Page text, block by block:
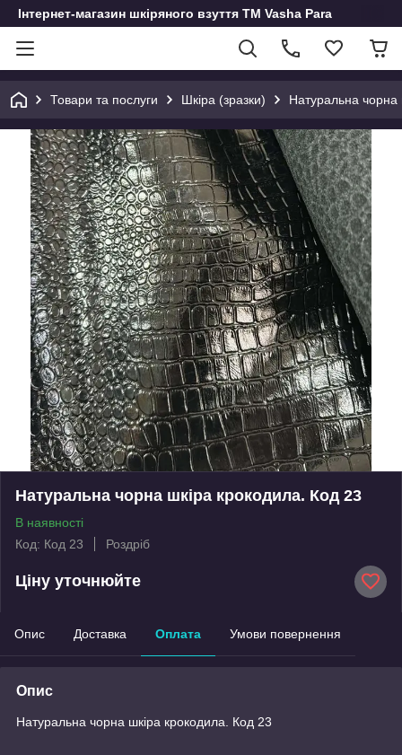
Інтернет-магазин шкіряного взуття ТМ Vasha Para
Товари та послуги Шкіра (зразки) Натуральна чорна
Натуральна чорна шкіра крокодила. Код 23
В наявності
Код: Код 23
Роздріб
Ціну уточнюйте
Опис Доставка Оплата Умови повернення
Опис
Натуральна чорна шкіра крокодила. Код 23